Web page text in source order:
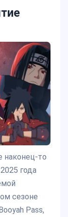
наконец-то
года
сезоне
Pass,